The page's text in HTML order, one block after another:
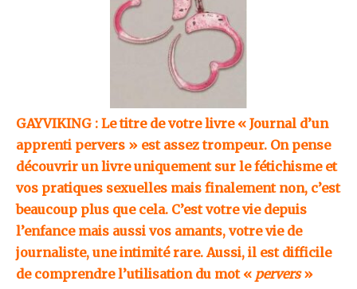
GAYVIKING : Le titre de votre livre « Journal d’un
apprenti pervers » est assez trompeur. On pense
découvrir un livre uniquement sur le fétichisme et
vos pratiques sexuelles mais finalement non, c’est
beaucoup plus que cela. C’est votre vie depuis
l’enfance mais aussi vos amants, votre vie de
journaliste, une intimité rare. Aussi, il est difficile
de comprendre l’utilisation du mot « pervers»